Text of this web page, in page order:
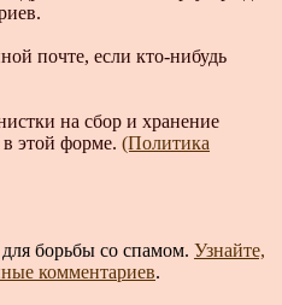
почте, если кто-нибудь
на сбор и хранение
этой форме. (Политика
борьбы со спамом. Узнайте,
комментариев.